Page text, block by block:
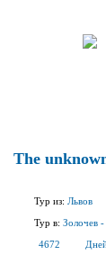
The
Тур из: Львов
Тур в: Золочев -
4672